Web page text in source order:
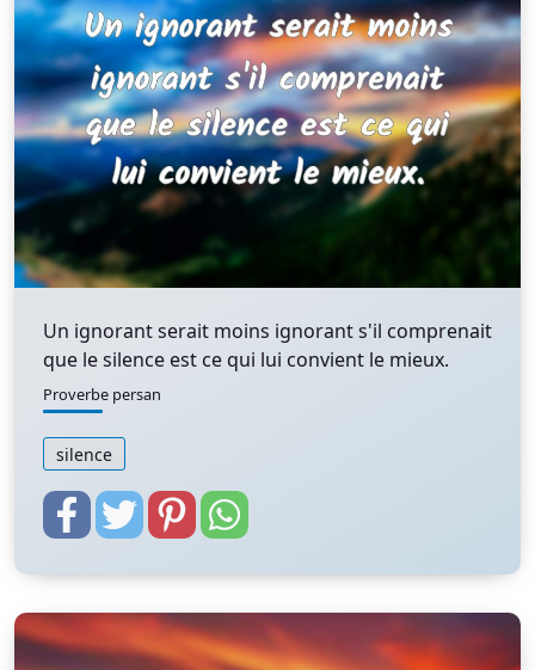
Un ignorant serait moins ignorant s'il comprenait
que le silence est ce qui lui convient le mieux.
Proverbe persan
silence